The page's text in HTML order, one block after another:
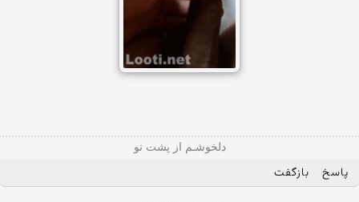
دلخوشـم از پشت تو
پاسخ بازگفت